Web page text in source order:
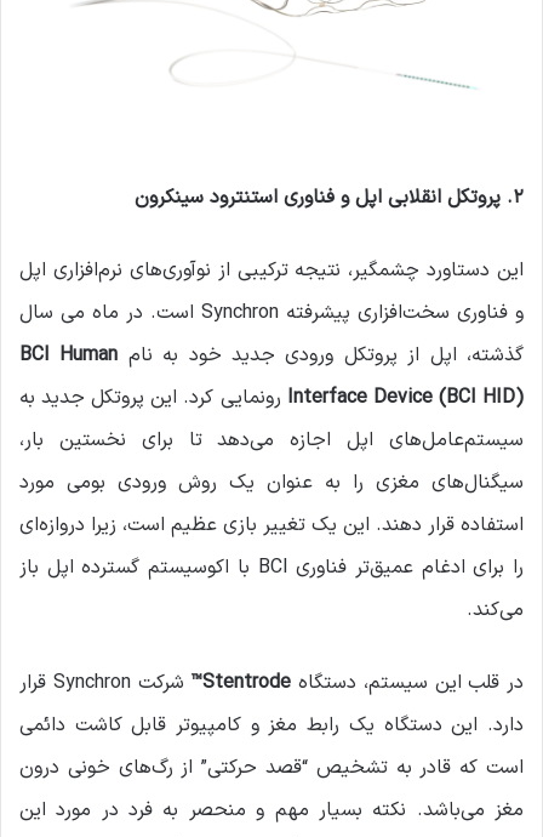
۲. پروتکل انقلابی اپل و فناوری استنترود سینکرون
این دستاورد چشمگیر، نتیجه ترکیبی از نوآوری‌های نرم‌افزاری اپل
و فناوری سخت‌افزاری پیشرفته Synchron است. در ماه می سال
گذشته، اپل از پروتکل ورودی جدید خود به نام BCI Human
Interface Device (BCI HID) رونمایی کرد. این پروتکل جدید به
سیستم‌عامل‌های اپل اجازه می‌دهد تا برای نخستین بار،
سیگنال‌های مغزی را به عنوان یک روش ورودی بومی مورد
استفاده قرار دهند. این یک تغییر بازی عظیم است، زیرا دروازه‌ای
را برای ادغام عمیق‌تر فناوری BCI با اکوسیستم گسترده اپل باز
می‌کند.
در قلب این سیستم، دستگاه Stentrode™
شرکت Synchron قرار
دارد. این دستگاه یک رابط مغز و کامپیوتر قابل کاشت دائمی
است که قادر به تشخیص “قصد حرکتی” از رگ‌های خونی درون
مغز می‌باشد. نکته بسیار مهم و منحصر به فرد در مورد این